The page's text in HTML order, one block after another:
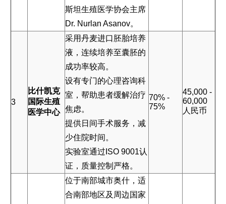
斯坦生殖医学协会主席
Dr. Nurlan Asanov。
3
比什凯克
国际生殖
医学中心
采用丹麦进口胚胎培养
液，连续培养至囊胚的
成功率较高。
设有专门的心理咨询科
室，帮助患者缓解治疗
焦虑。
提供日间手术服务，减
少住院时间。
实验室通过ISO 9001认
证，质量控制严格。
70% -
75%
45,000 -
60,000
人民币
位于南部城市奥什，适
合南部地区及周边国家